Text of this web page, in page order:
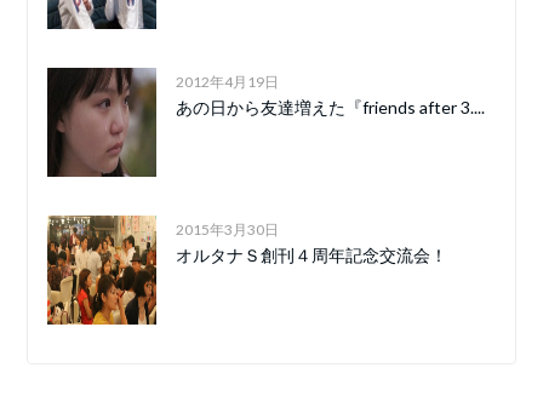
2012年4月19日
あの日から友達増えた『friends after 3....
2015年3月30日
オルタナＳ創刊４周年記念交流会！